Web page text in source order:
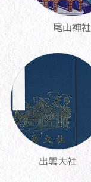
尾山神社
出雲大社